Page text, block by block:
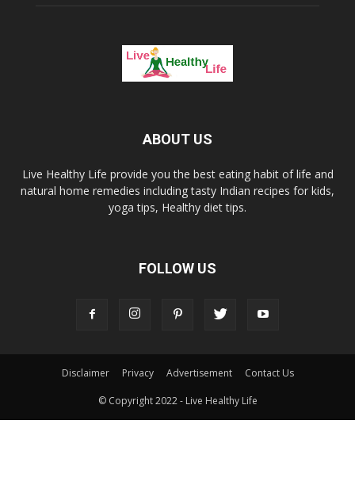
ABOUT US
Live Healthy Life provide you the best eating habit of life and
natural home remedies including tasty Indian recipes for kids,
yoga tips, Healthy diet tips.
FOLLOW US
Disclaimer Privacy Advertisement Contact Us
© Copyright 2022 - Live Healthy Life